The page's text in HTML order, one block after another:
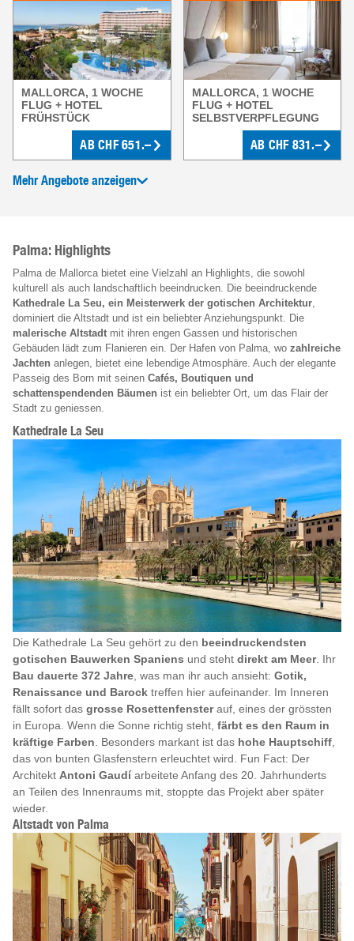
MALLORCA, 1 WOCHE
FLUG + HOTEL
FRÜHSTÜCK
AB CHF 651.–
MALLORCA, 1 WOCHE
FLUG + HOTEL
SELBSTVERPFLEGUNG
AB CHF 831.–
Mehr Angebote anzeigen
Palma: Highlights
Palma de Mallorca bietet eine Vielzahl an Highlights, die sowohl
kulturell als auch landschaftlich beeindrucken. Die beeindruckende
Kathedrale La Seu, ein Meisterwerk der gotischen Architektur,
dominiert die Altstadt und ist ein beliebter Anziehungspunkt. Die
malerische Altstadt mit ihren engen Gassen und historischen
Gebäuden lädt zum Flanieren ein. Der Hafen von Palma, wo zahlreiche
Jachten anlegen, bietet eine lebendige Atmosphäre. Auch der elegante
Passeig des Born mit seinen Cafés, Boutiquen und
schattenspendenden Bäumen ist ein beliebter Ort, um das Flair der
Stadt zu geniessen.
Kathedrale La Seu
Die Kathedrale La Seu gehört zu den beeindruckendsten
gotischen Bauwerken Spaniens und steht direkt am Meer. Ihr
Bau dauerte 372 Jahre , was man ihr auch ansieht: Gotik,
Renaissance und Barock treffen hier aufeinander. Im Inneren
fällt sofort das grosse Rosettenfensterauf, eines der grössten
in Europa. Wenn die Sonne richtig steht, färbt es den Raum in
kräftige Farben . Besonders markant ist das hohe Hauptschiff
das von bunten Glasfenstern erleuchtet wird. Fun Fact: Der
Architekt Antoni Gaudí arbeitete Anfang des 20. Jahrhunderts
an Teilen des Innenraums mit, stoppte das Projekt aber später
wieder.
Altstadt von Palma